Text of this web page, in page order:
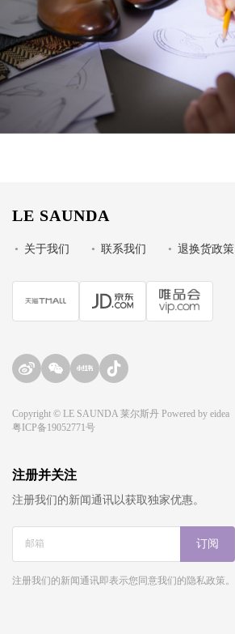
LE SAUNDA
• 关于我们 • 联系我们 • 退换货政策
Copyright © LE SAUNDA 莱尔斯丹 Powered by eidea
粤ICP备19052771号
注册并关注
注册我们的新闻通讯以获取独家优惠。
订阅
注册我们的新闻通讯即表示您同意我们的隐私政策。